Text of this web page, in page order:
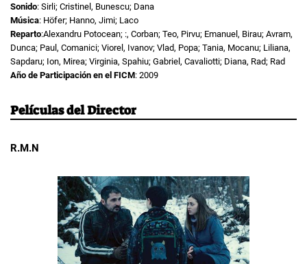
Sonido: Sirli; Cristinel, Bunescu; Dana
Música: Höfer; Hanno, Jimi; Laco
Reparto:Alexandru Potocean; :, Corban; Teo, Pirvu; Emanuel, Birau; Avram,
Dunca; Paul, Comanici; Viorel, Ivanov; Vlad, Popa; Tania, Mocanu; Liliana,
Sapdaru; Ion, Mirea; Virginia, Spahiu; Gabriel, Cavaliotti; Diana, Rad; Rad
Año de Participación en el FICM: 2009
Películas del Director
R.M.N